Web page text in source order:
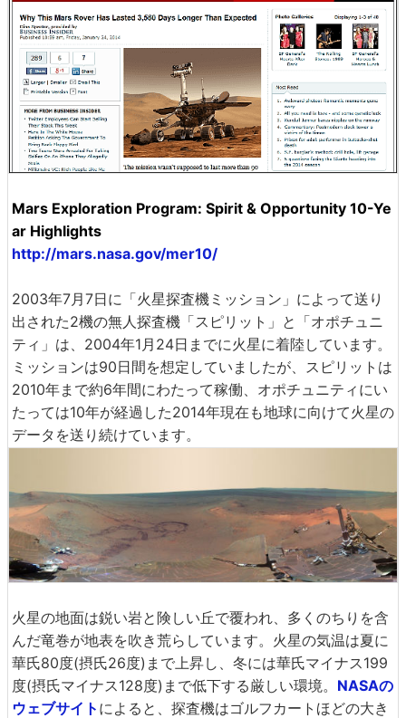
Mars Exploration Program: Spirit & Opportunity 10-Ye
ar Highlights
http://mars.nasa.gov/mer10/
2003年7月7日に「火星探査機ミッション」によって送り
出された2機の無人探査機「スピリット」と「オポチュニ
ティ」は、2004年1月24日までに火星に着陸しています。
ミッションは90日間を想定していましたが、スピリットは
2010年まで約6年間にわたって稼働、オポチュニティにい
たっては10年が経過した2014年現在も地球に向けて火星の
データを送り続けています。
火星の地面は鋭い岩と険しい丘で覆われ、多くのちりを含
んだ竜巻が地表を吹き荒らしています。火星の気温は夏に
華氏80度(摂氏26度)まで上昇し、冬には華氏マイナス199
度(摂氏マイナス128度)まで低下する厳しい環境。 NASAの
ウェブサイト によると、探査機はゴルフカートほどの大き